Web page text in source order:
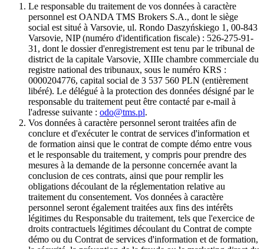
Le responsable du traitement de vos données à caractère
personnel est OANDA TMS Brokers S.A., dont le siège
social est situé à Varsovie, ul. Rondo Daszyńskiego 1, 00-843
Varsovie, NIP (numéro d'identification fiscale) : 526-275-91-
31, dont le dossier d'enregistrement est tenu par le tribunal de
district de la capitale Varsovie, XIIIe chambre commerciale du
registre national des tribunaux, sous le numéro KRS :
0000204776, capital social de 3 537 560 PLN (entièrement
libéré). Le délégué à la protection des données désigné par le
responsable du traitement peut être contacté par e-mail à
l'adresse suivante : odo@tms.pl.
Vos données à caractère personnel seront traitées afin de
conclure et d'exécuter le contrat de services d'information et
de formation ainsi que le contrat de compte démo entre vous
et le responsable du traitement, y compris pour prendre des
mesures à la demande de la personne concernée avant la
conclusion de ces contrats, ainsi que pour remplir les
obligations découlant de la réglementation relative au
traitement du consentement. Vos données à caractère
personnel seront également traitées aux fins des intérêts
légitimes du Responsable du traitement, tels que l'exercice de
droits contractuels légitimes découlant du Contrat de compte
démo ou du Contrat de services d'information et de formation,